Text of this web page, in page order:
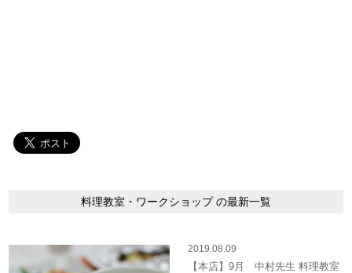
料理教室・ワークショップ の最新一覧
2019.08.09
【本店】9月 中村先生 料理教室